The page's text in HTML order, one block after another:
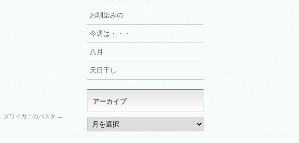
ズワイガニのパスタ →
お馴染みの
今週は・・・
八月
天日干し
アーカイブ
ア
ー